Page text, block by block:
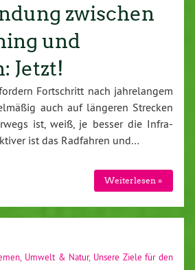
zwischen
und
Jetzt!
Fort­schritt nach jah­re­lan­gem
auch auf längeren Strecken
ist, weiß, je besser die In­fra­
ist das Radfahren und…
Wei­ter­le­sen »
, Umwelt & Natur, Unsere Ziele für den